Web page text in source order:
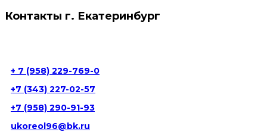
Контакты г. Екатеринбург
+ 7 (958) 229-769-0
+7 (343) 227-02-57
+7 (958) 290-91-93
ukoreol96@bk.ru